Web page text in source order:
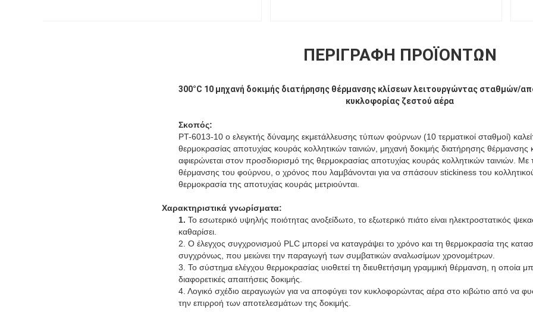
ΠΕΡΙΓΡΑΦΉ ΠΡΟΪΌΝΤΩΝ
300°C 10 μηχανή δοκιμής διατήρησης θέρμανσης κλίσεων λειτουργώντας σταθμών/
κυκλοφορίας ζεστού αέρα
Σκοπός:
PT-6013-10 ο ελεγκτής δύναμης εκμετάλλευσης τύπων φούρνων (10 τερματικοί σταθμοί)
θερμοκρασίας αποτυχίας κουράς κολλητικών ταινιών, μηχανή δοκιμής διατήρησης
αφιερώνεται στον προσδιορισμό της θερμοκρασίας αποτυχίας κουράς κολλητικών ταινιών.
θέρμανσης του φούρνου, ο χρόνος που λαμβάνονται για να σπάσουν stickiness του κολλητικού
θερμοκρασία της αποτυχίας κουράς μετριούνται.
Χαρακτηριστικά γνωρίσματα:
1. Το εσωτερικό υψηλής ποιότητας ανοξείδωτο, το εξωτερικό πιάτο είναι ηλεκτροστατικός
καθαρίσει.
2. Ο έλεγχος συγχρονισμού PLC μπορεί να καταγράψει το χρόνο και τη θερμοκρασία της
συγχρόνως, που μειώνει την παραγωγή των συμβατικών αναλωσίμων χρονομέτρων.
3. Το σύστημα ελέγχου θερμοκρασίας υιοθετεί τη διευθετήσιμη γραμμική θέρμανση, η οποία
διαφορετικές απαιτήσεις δοκιμής.
4. Λογικό σχέδιο αεραγωγών για να αποφύγει τον κυκλοφορώντας αέρα στο κιβώτιο από να
την επιρροή των αποτελεσμάτων της δοκιμής.